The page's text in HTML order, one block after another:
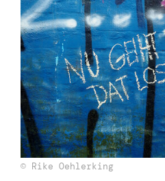
© Rike Oehlerking